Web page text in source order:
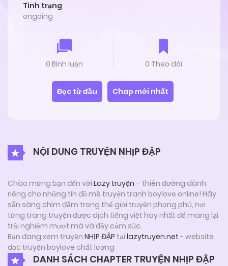
Tình trạng
ongoing
0 Bình luận 0 Theo dõi
Đọc từ đầu Chap mới nhất
NỘI DUNG TRUYỆN NHỊP ĐẬP
Chào mừng bạn đến với Lazy truyện – thiên đường dành
riêng cho những tín đồ mê truyện tranh boylove online! Hãy
sẵn sàng chìm đắm trong thế giới truyện phong phú, nơi
từng trang truyện được dịch tiếng việt hay nhất để mang lại
trải nghiệm mượt mà và đầy cảm xúc.
Bạn đang xem truyện NHỊP ĐẬP tại lazytruyen.net - website
đọc truyện boylove chất lượng
DANH SÁCH CHAPTER TRUYỆN NHỊP ĐẬP